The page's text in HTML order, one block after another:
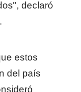
declaró
estos
del país